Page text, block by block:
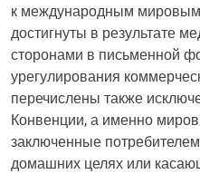
к международным
достигнуты в результате
сторонами в письменной
урегулирования
перечислены также
Конвенции, а именно
заключенные
домашних целях или